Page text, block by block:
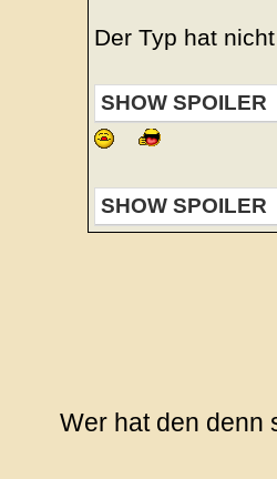
Der Typ hat
SHOW SPOILER
SHOW SPOILER
Wer hat den denn